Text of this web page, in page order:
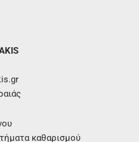
καθαρισμού